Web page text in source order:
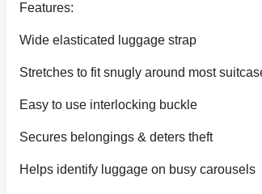
Features:
Wide elasticated luggage strap
Stretches to fit snugly around most
Easy to use interlocking buckle
Secures belongings & deters theft
Helps identify luggage on busy carousels